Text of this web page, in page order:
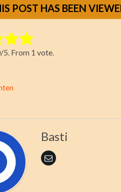
POST HAS BEEN
/5. From 1 vote.
Basti